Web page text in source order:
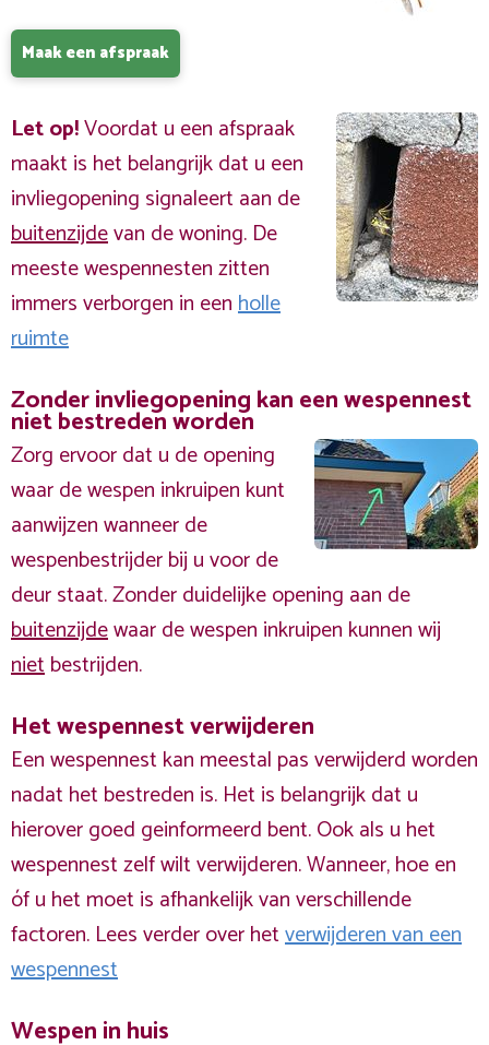
Maak een afspraak
Let op!Voordat u een afspraak
maakt is het belangrijk dat u een
invliegopening signaleert aan de
buitenzijdevan de woning. De
meeste wespennesten zitten
immers verborgen in eenholle
ruimte
Zonder invliegopening kan een wespennest
niet bestreden worden
Zorg ervoor dat u de opening
waar de wespen inkruipen kunt
aanwijzen wanneer de
wespenbestrijder bij u voor de
deur staat. Zonder duidelijke opening aan de
buitenzijdewaar de wespen inkruipen kunnen wij
nietbestrijden.
Het wespennest verwijderen
Een wespennest kan meestal pas verwijderd worden
nadat het bestreden is. Het is belangrijk dat u
hierover goed geinformeerd bent. Ook als u het
wespennest zelf wilt verwijderen. Wanneer, hoe en
óf u het moet is afhankelijk van verschillende
factoren. Lees verder over hetverwijderen van een
wespennest
Wespen in huis